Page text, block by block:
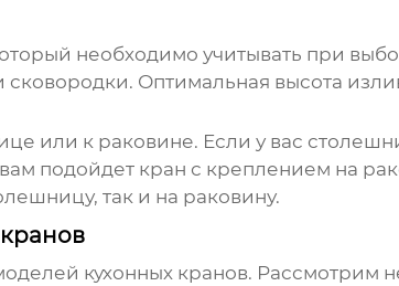
необходимо учитывать при
Оптимальная высота
или к раковине. Если у вас
подойдет кран с креплением на
так и на раковину.
кухонных кранов. Рассмотрим